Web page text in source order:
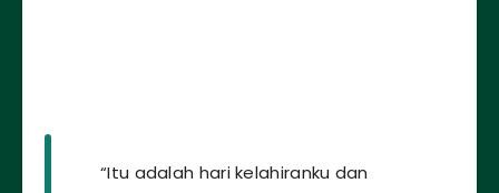
“Itu adalah hari kelahiranku dan